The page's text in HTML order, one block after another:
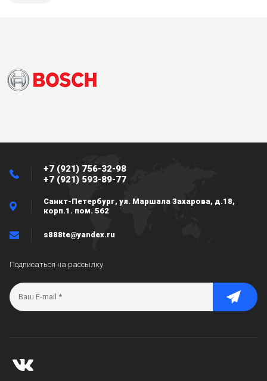
+7 (921) 756-32-98
+7 (921) 593-89-77
Санкт-Петербург, ул. Маршала Захарова, д.18,
корп.1. пом. 562
s888te@yandex.ru
Подписаться на рассылку